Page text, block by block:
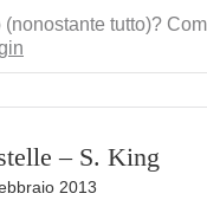
tutto)?
– S. King
2013